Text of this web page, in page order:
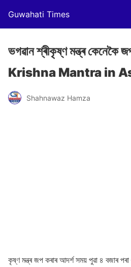
Guwahati Times
ভগৱান শ্ৰীকৃষ্ণ মন্ত্ৰ
Krishna Mantra in
Shahnawaz Hamza
কৃষ্ণ মন্ত্ৰ জপ কৰাৰ আদৰ্শ সময় পুৱা ৪ বজাৰ